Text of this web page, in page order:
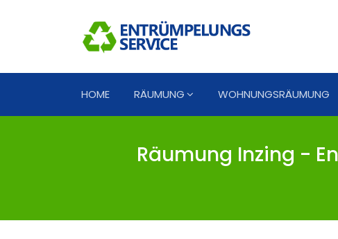
HOME RÄUMUNG WOHNUNGSRÄUMUNG
Räumung Inzing -